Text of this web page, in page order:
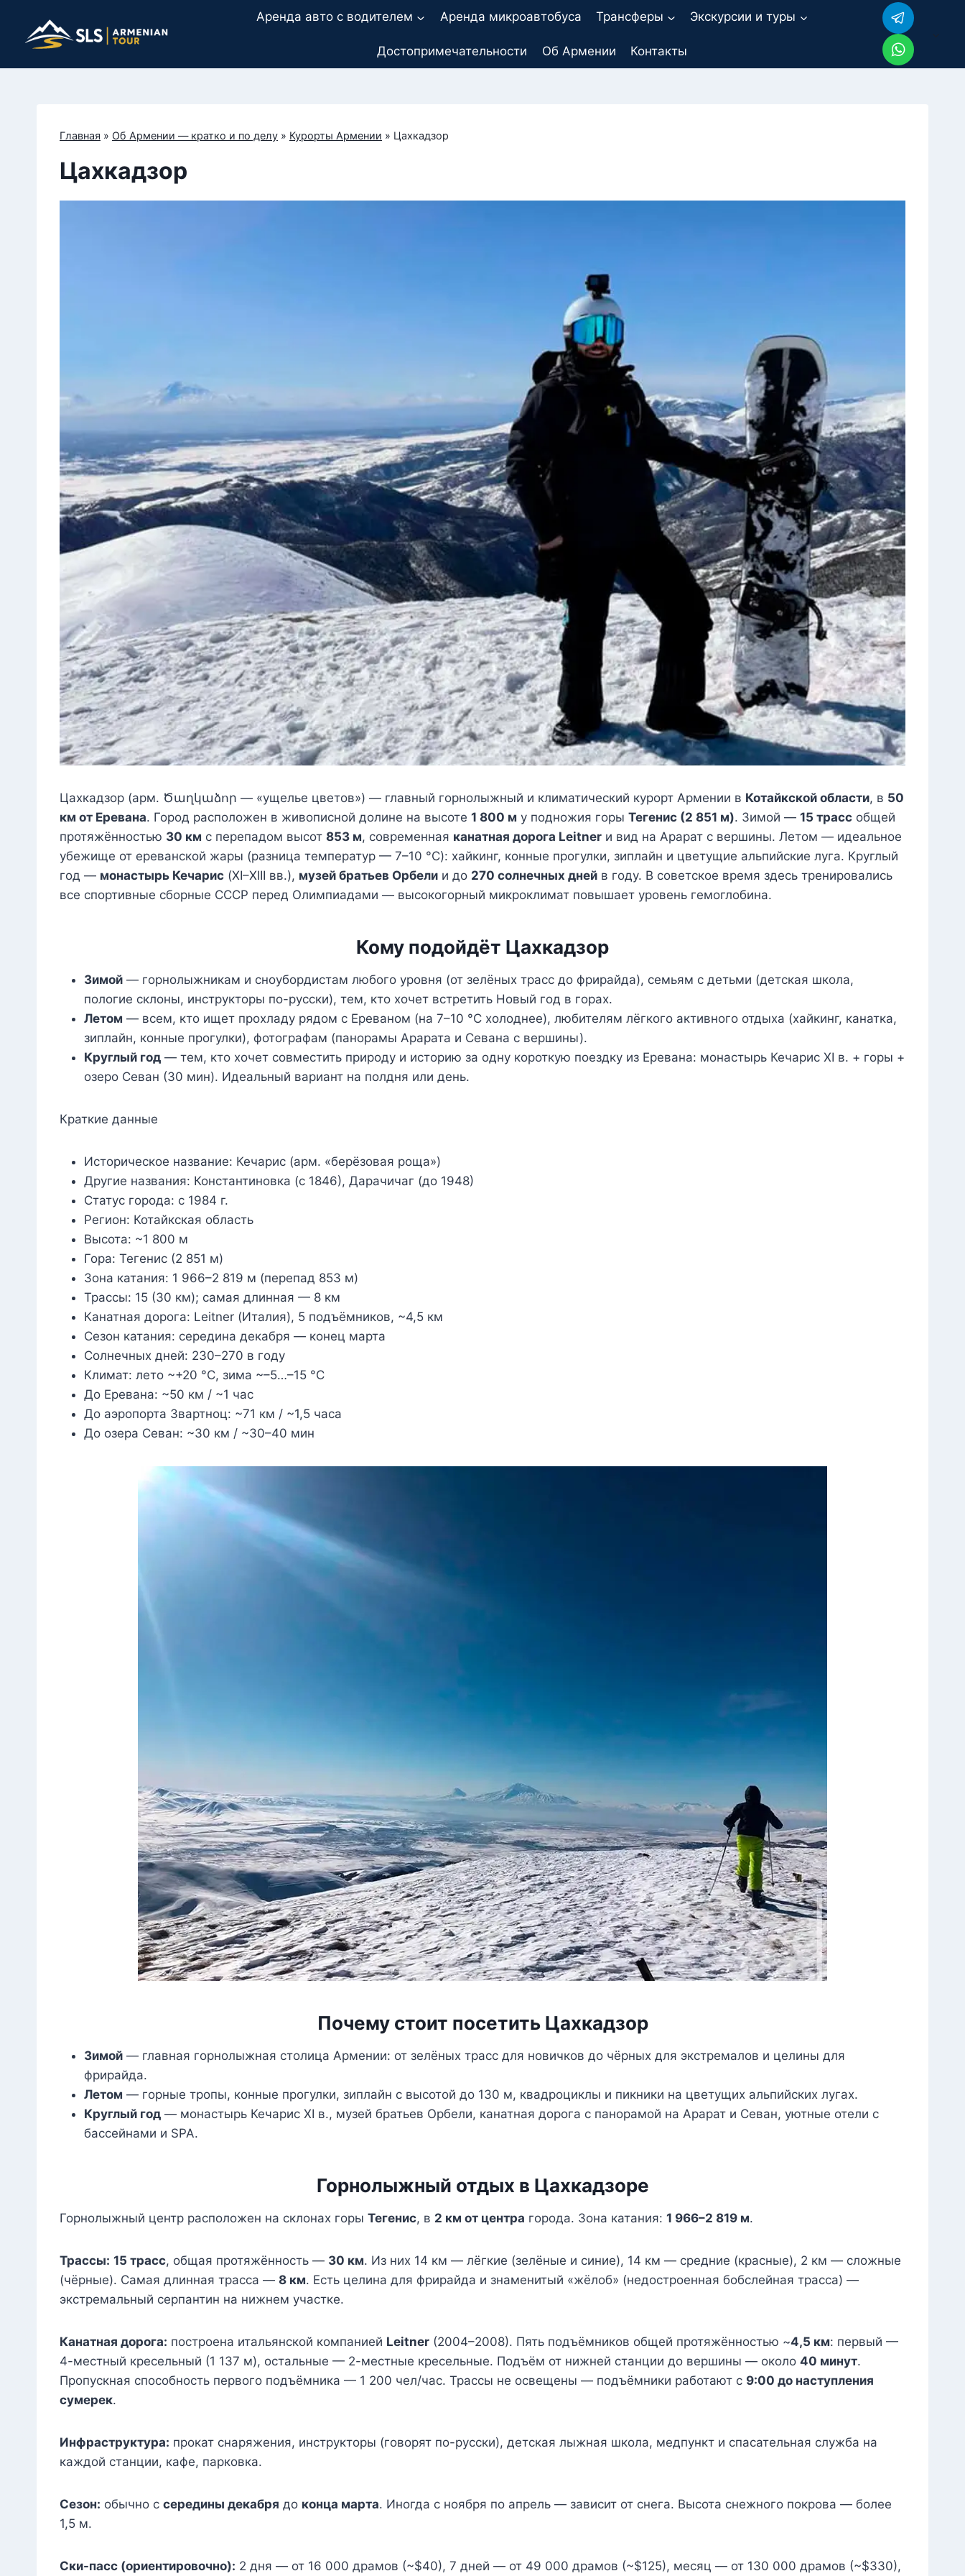
содержимому
Аренда авто с водителем Аренда микроавтобуса Трансферы Экскурсии и туры
Достопримечательности Об Армении Контакты
Главная » Об Армении — кратко и по делу » Курорты Армении » Цахкадзор
Цахкадзор
Цахкадзор (арм. Ծաղկաձոր — «ущелье цветов») — главный горнолыжный и климатический курорт Армении в Котайкской области, в 50
км от Еревана. Город расположен в живописной долине на высоте 1 800 м у подножия горы Тегенис (2 851 м). Зимой — 15 трасс общей
протяжённостью 30 км с перепадом высот 853 м, современная канатная дорога Leitner и вид на Арарат с вершины. Летом — идеальное
убежище от ереванской жары (разница температур — 7–10 °C): хайкинг, конные прогулки, зиплайн и цветущие альпийские луга. Круглый
год — монастырь Кечарис (XI–XIII вв.), музей братьев Орбели и до 270 солнечных дней в году. В советское время здесь тренировались
все спортивные сборные СССР перед Олимпиадами — высокогорный микроклимат повышает уровень гемоглобина.
Кому подойдёт Цахкадзор
Зимой — горнолыжникам и сноубордистам любого уровня (от зелёных трасс до фрирайда), семьям с детьми (детская школа,
пологие склоны, инструкторы по-русски), тем, кто хочет встретить Новый год в горах.
Летом — всем, кто ищет прохладу рядом с Ереваном (на 7–10 °C холоднее), любителям лёгкого активного отдыха (хайкинг, канатка,
зиплайн, конные прогулки), фотографам (панорамы Арарата и Севана с вершины).
Круглый год — тем, кто хочет совместить природу и историю за одну короткую поездку из Еревана: монастырь Кечарис XI в. + горы +
озеро Севан (30 мин). Идеальный вариант на полдня или день.
Краткие данные
Историческое название: Кечарис (арм. «берёзовая роща»)
Другие названия: Константиновка (с 1846), Дарачичаг (до 1948)
Статус города: с 1984 г.
Регион: Котайкская область
Высота: ~1 800 м
Гора: Тегенис (2 851 м)
Зона катания: 1 966–2 819 м (перепад 853 м)
Трассы: 15 (30 км); самая длинная — 8 км
Канатная дорога: Leitner (Италия), 5 подъёмников, ~4,5 км
Сезон катания: середина декабря — конец марта
Солнечных дней: 230–270 в году
Климат: лето ~+20 °C, зима ~–5…–15 °C
До Еревана: ~50 км / ~1 час
До аэропорта Звартноц: ~71 км / ~1,5 часа
До озера Севан: ~30 км / ~30–40 мин
Почему стоит посетить Цахкадзор
Зимой — главная горнолыжная столица Армении: от зелёных трасс для новичков до чёрных для экстремалов и целины для
фрирайда.
Летом — горные тропы, конные прогулки, зиплайн с высотой до 130 м, квадроциклы и пикники на цветущих альпийских лугах.
Круглый год — монастырь Кечарис XI в., музей братьев Орбели, канатная дорога с панорамой на Арарат и Севан, уютные отели с
бассейнами и SPA.
Горнолыжный отдых в Цахкадзоре
Горнолыжный центр расположен на склонах горы Тегенис, в 2 км от центра города. Зона катания: 1 966–2 819 м.
Трассы: 15 трасс, общая протяжённость — 30 км. Из них 14 км — лёгкие (зелёные и синие), 14 км — средние (красные), 2 км — сложные
(чёрные). Самая длинная трасса — 8 км. Есть целина для фрирайда и знаменитый «жёлоб» (недостроенная бобслейная трасса) —
экстремальный серпантин на нижнем участке.
Канатная дорога: построена итальянской компанией Leitner (2004–2008). Пять подъёмников общей протяжённостью ~4,5 км: первый —
4-местный кресельный (1 137 м), остальные — 2-местные кресельные. Подъём от нижней станции до вершины — около 40 минут.
Пропускная способность первого подъёмника — 1 200 чел/час. Трассы не освещены — подъёмники работают с 9:00 до наступления
сумерек.
Инфраструктура: прокат снаряжения, инструкторы (говорят по-русски), детская лыжная школа, медпункт и спасательная служба на
каждой станции, кафе, парковка.
Сезон: обычно с середины декабря до конца марта. Иногда с ноября по апрель — зависит от снега. Высота снежного покрова — более
1,5 м.
Ски-пасс (ориентировочно): 2 дня — от 16 000 драмов (~$40), 7 дней — от 49 000 драмов (~$125), месяц — от 130 000 драмов (~$330),